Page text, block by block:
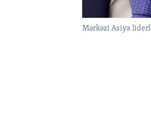
Mərkəzi Asiya